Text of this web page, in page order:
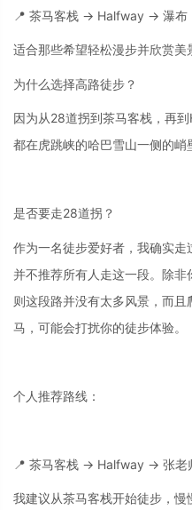
📍 茶马客栈 → Halfway → 瀑布
适合那些希望轻松漫步并欣赏美
为什么选择高路徒步？
因为从28道拐到茶马客栈，再
都在虎跳峡的哈巴雪山一侧的峭
是否要走28道拐？
作为一名徒步爱好者，我确实
并不推荐所有人走这一段。除
则这段路并没有太多风景，而
马，可能会打扰你的徒步体验。
个人推荐路线：
📍 茶马客栈 → Halfway → 张老
我建议从茶马客栈开始徒步，